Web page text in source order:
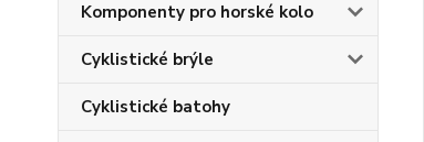
Komponenty pro horské kolo
Cyklistické brýle
Cyklistické batohy